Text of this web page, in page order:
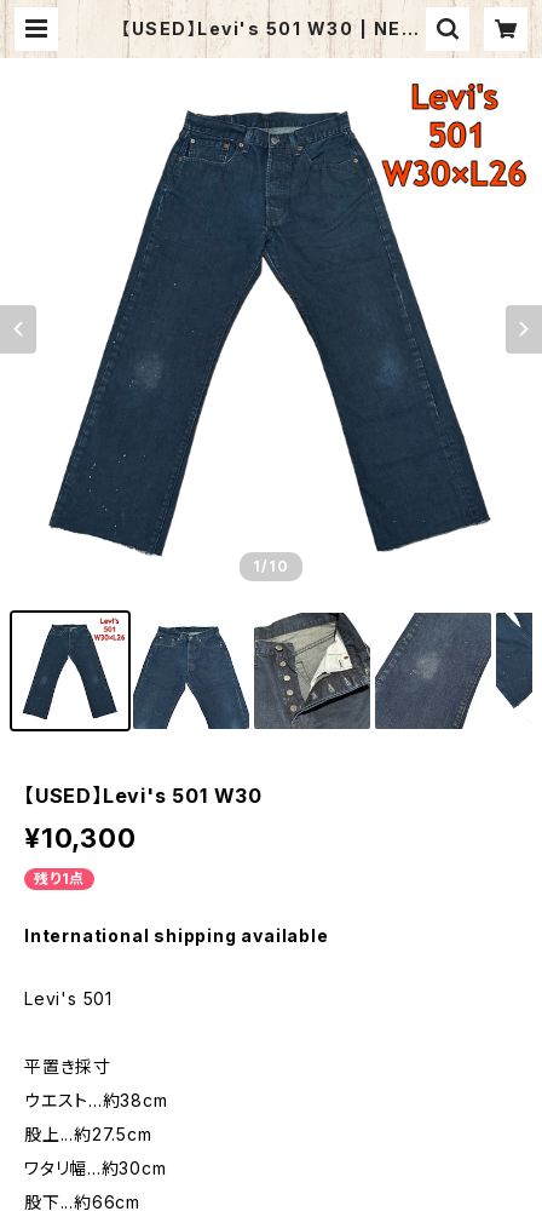
【USED】Levi's 501 W30 | NEW
PORT
1 /10
【USED】Levi's 501 W30
¥10,300
残り1点
International shipping available
Levi's 501
平置き採寸
ウエスト...約38cm
股上...約27.5cm
ワタリ幅...約30cm
股下...約66cm